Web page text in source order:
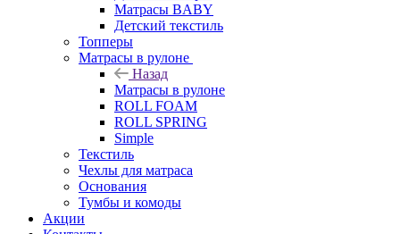
Матрасы BABY
Детский текстиль
Топперы
Матрасы в рулоне
Назад
Матрасы в рулоне
ROLL FOAM
ROLL SPRING
Simple
Текстиль
Чехлы для матраса
Основания
Тумбы и комоды
Акции